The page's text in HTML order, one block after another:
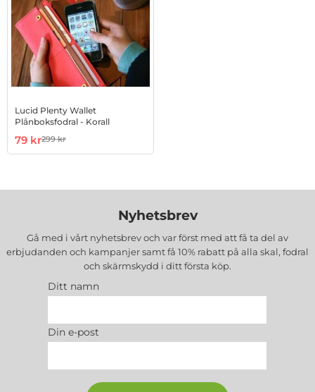
Lucid Plenty Wallet
Plånboksfodral - Korall
Art. nr 4105596
rea pris
79 krtidigare pris
299 kr
Nyhetsbrev
Gå med i vårt nyhetsbrev och var först med att få ta del av
erbjudanden och kampanjer samt få 10% rabatt på alla skal, fodral
och skärmskydd i ditt första köp.
Ditt namn
Din e-post